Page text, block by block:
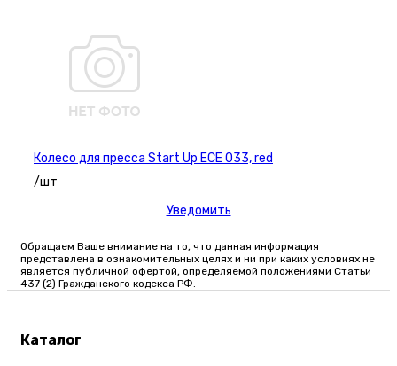
Колесо для пресса Start Up ECE 033, red
/шт
Уведомить
Обращаем Ваше внимание на то, что данная информация
представлена в ознакомительных целях и ни при каких условиях не
является публичной офертой, определяемой положениями Статьи
437 (2) Гражданского кодекса РФ.
Каталог